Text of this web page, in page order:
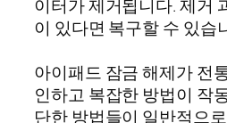
이터가 제거됩니다. 제거
이 있다면 복구할 수 있습
아이패드 잠금 해제가 전
인하고 복잡한 방법이 작
단한 방법들이 일반적으